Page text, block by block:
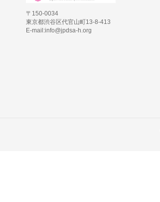
〒150-0034
東京都渋谷区代官山町13-8-413
E-mail:info@jpdsa-h.org